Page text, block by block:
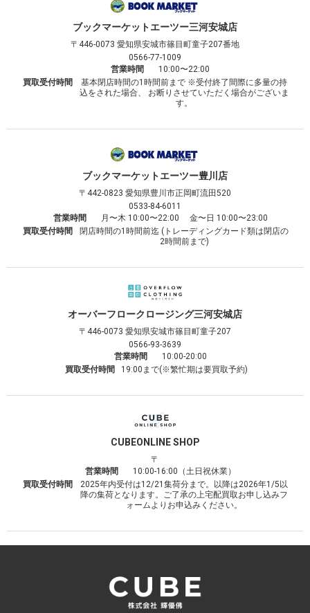
ブックマーケットエーツー三河安城店
〒446-0073 愛知県安城市篠目町童子207番地
0566-77-1009
営業時間
10:00〜22:00
買取受付時間
基本閉店時間の1時間前まで ※受付終了間際に多量の持
込をされた場合、 お断りさせていただく場合がございま
す。
ブックマーケットエーツー豊川店
〒442-0823 愛知県豊川市正岡町流田520
0533-84-6011
営業時間
月〜木 10:00〜22:00 金〜日 10:00〜23:00
買取受付時間
閉店時間の1時間前迄 (トレーディングカード類は閉店の
2時間前まで)
オーバーフロークロージング三河安城店
〒446-0073 愛知県安城市篠目町童子207
0566-93-3639
営業時間
10:00-20:00
買取受付時間
19:00まで(※繁忙期は要買取予約)
CUBEONLINE SHOP
〒
営業時間
10:00-16:00（土日祝休業）
買取受付時間
2025年内受付は12/21集荷分まで。以降は2026年1/5以
降の集荷となります。ご了承の上宅配買取お申し込みフ
ォームよりお申込みください。